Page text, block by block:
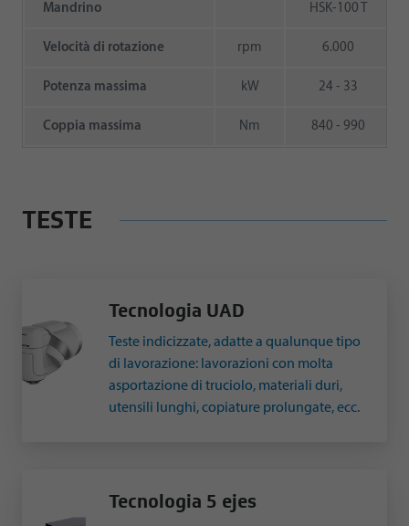
Mandrino HSK-100 T
Velocità di rotazione rpm 6.000
Potenza massima kW 24 - 33
Coppia massima Nm 840 - 990
TESTE
Tecnologia UAD
Teste indicizzate, adatte a qualunque tipo
di lavorazione: lavorazioni con molta
asportazione di truciolo, materiali duri,
utensili lunghi, copiature prolungate, ecc.
Tecnologia 5 ejes